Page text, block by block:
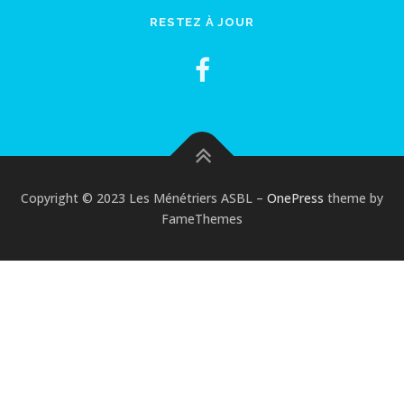
RESTEZ À JOUR
Copyright © 2023 Les Ménétriers ASBL – OnePress theme by
FameThemes